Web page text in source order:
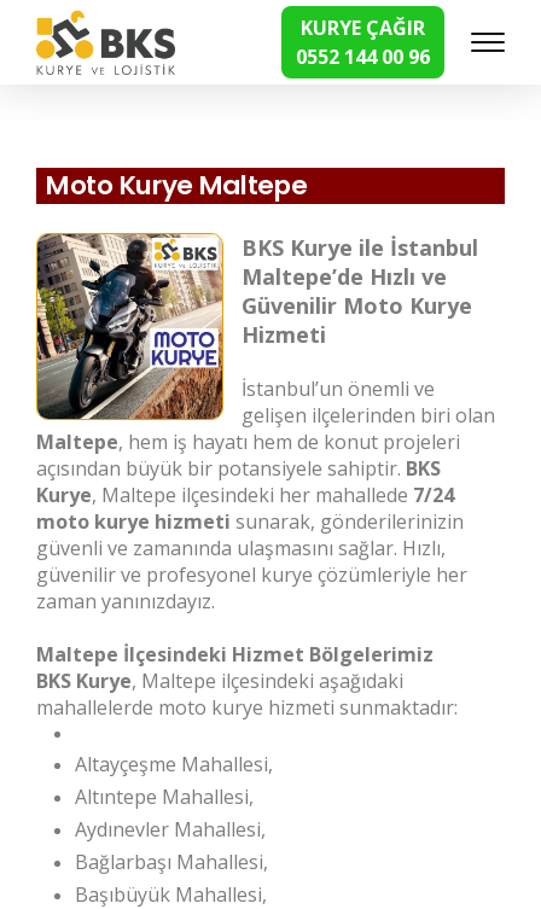
KURYE ÇAĞIR
0552 144 00 96
Hızlı Kurye Hizmetleri
Moto Kurye Maltepe
BKS Kurye ile İstanbul
Maltepe’de Hızlı ve
Güvenilir Moto Kurye
Hizmeti
İstanbul’un önemli ve
gelişen ilçelerinden biri olan
Maltepe, hem iş hayatı hem de konut projeleri
açısından büyük bir potansiyele sahiptir. BKS
Kurye, Maltepe ilçesindeki her mahallede 7/24
moto kurye hizmeti sunarak, gönderilerinizin
güvenli ve zamanında ulaşmasını sağlar. Hızlı,
güvenilir ve profesyonel kurye çözümleriyle her
zaman yanınızdayız.
Maltepe İlçesindeki Hizmet Bölgelerimiz
BKS Kurye, Maltepe ilçesindeki aşağıdaki
mahallelerde moto kurye hizmeti sunmaktadır:
Altayçeşme Mahallesi,
Altıntepe Mahallesi,
Aydınevler Mahallesi,
Bağlarbaşı Mahallesi,
Başıbüyük Mahallesi,